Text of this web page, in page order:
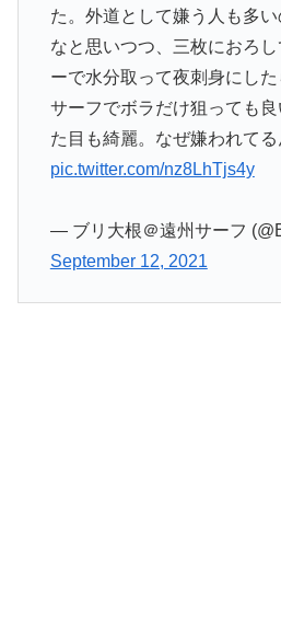
た。外道として嫌う人も多
なと思いつつ、三枚におろ
ーで水分取って夜刺身にし
サーフでボラだけ狙っても
た目も綺麗。なぜ嫌われてる
pic.twitter.com/nz8LhTjs4y
— ブリ大根＠遠州サーフ
September 12, 2021